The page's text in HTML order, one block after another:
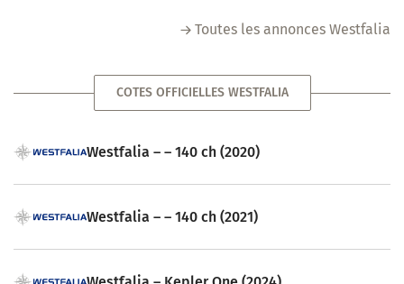
Toutes les annonces Westfalia
COTES OFFICIELLES WESTFALIA
Westfalia – – 140 ch (2020)
Westfalia – – 140 ch (2021)